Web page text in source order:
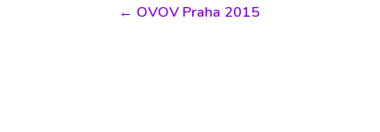
← OVOV Praha 2015